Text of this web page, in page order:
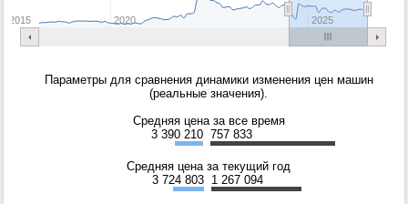
2020 2025
2015
Параметры для сравнения динамики изменения цен машин
(реальные значения).
Средняя цена за все время
3 390 210 757 833
Средняя цена за текущий год
3 724 803 1 267 094